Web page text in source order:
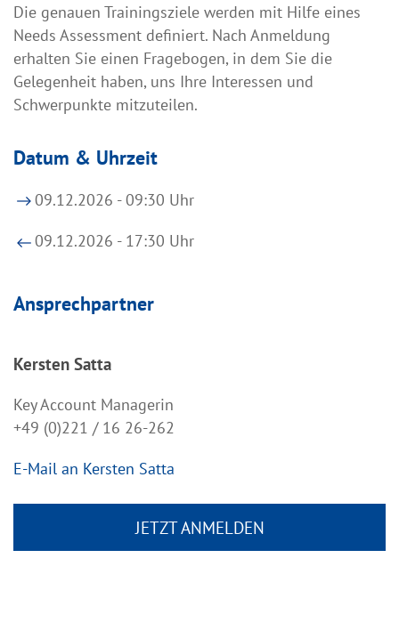
Die genauen Trainingsziele werden mit Hilfe eines
Needs Assessment definiert. Nach Anmeldung
erhalten Sie einen Fragebogen, in dem Sie die
Gelegenheit haben, uns Ihre Interessen und
Schwerpunkte mitzuteilen.
Datum & Uhrzeit
09.12.2026 - 09:30 Uhr
09.12.2026 - 17:30 Uhr
Ansprechpartner
Kersten Satta
Key Account Managerin
+49 (0)221 / 16 26-262
E-Mail an Kersten Satta
JETZT ANMELDEN